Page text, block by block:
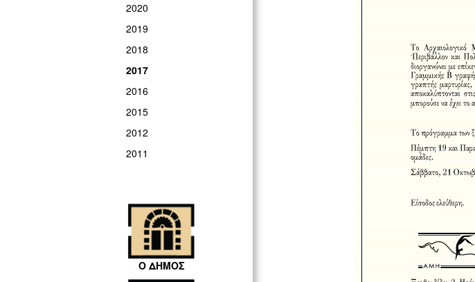
2020
2019
2018
2017
2016
2015
2012
2011
Ο ΔΗΜΟΣ